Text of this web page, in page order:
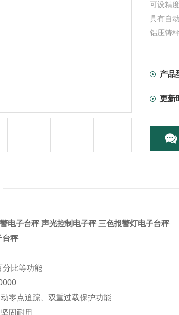
可设精
具有自
铝压铸
产品
更新
电子台秤 声光控制电子秤 三色报警灯电子台秤
台秤
分比等功能
零点追踪、双重过载保护功能
固耐用